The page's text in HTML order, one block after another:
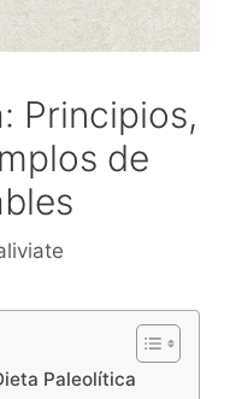
Principios,
de
Paleolítica